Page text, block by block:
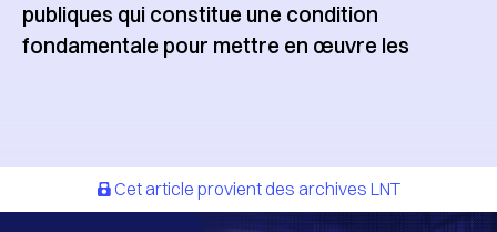
publiques qui constitue une condition
fondamentale pour mettre en œuvre les
Cet article provient des archives LNT